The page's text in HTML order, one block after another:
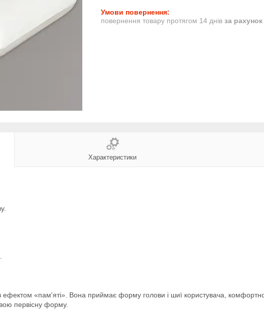
повернення товару протягом 14 днів за
Характеристики
ефектом «пам'яті». Вона приймає форму голови і шиї користувача,
первісну форму.